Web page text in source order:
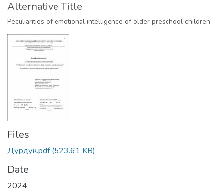
Alternative Title
Peculiarities of emotional intelligence of older preschool children
Files
Дурдук.pdf(523.61 KB)
Date
2024